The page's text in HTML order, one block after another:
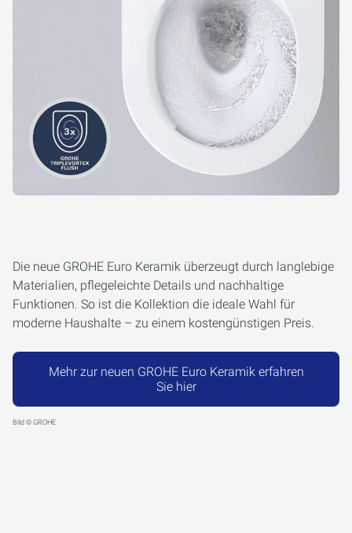
Die neue GROHE Euro Keramik überzeugt durch langlebige
Materialien, pflegeleichte Details und nachhaltige
Funktionen. So ist die Kollektion die ideale Wahl für
moderne Haushalte – zu einem kostengünstigen Preis.
Mehr zur neuen GROHE Euro Keramik erfahren
Sie hier
Bild © GROHE